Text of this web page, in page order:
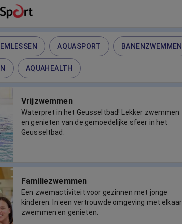
AQUASPORT BANENZWEMMEN
AQUAHEALTH
Vrijzwemmen
Waterpret in het Geusseltbad! Lekker zwemmen
en genieten van de gemoedelijke sfeer in het
Geusseltbad.
Familiezwemmen
Een zwemactiviteit voor gezinnen met jonge
kinderen. In een vertrouwde omgeving met elkaar
zwemmen en genieten.